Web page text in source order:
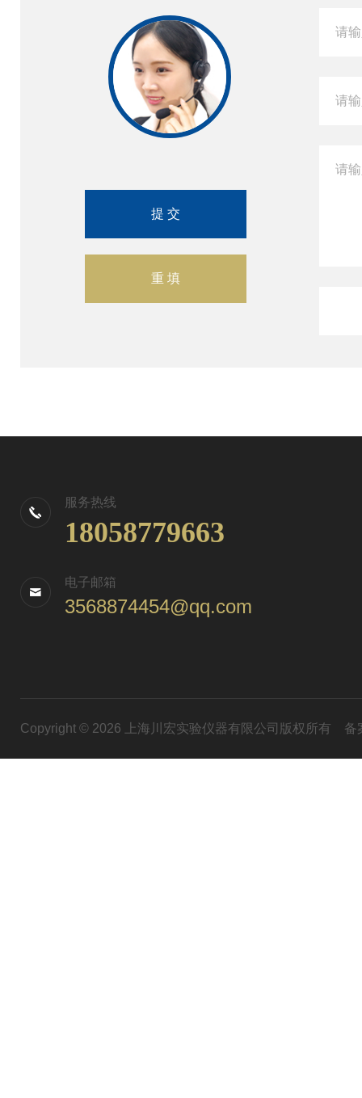
服务热线
18058779663
电子邮箱
3568874454@qq.com
Copyright © 2026 上海川宏实验仪器有限公司版权所有 备